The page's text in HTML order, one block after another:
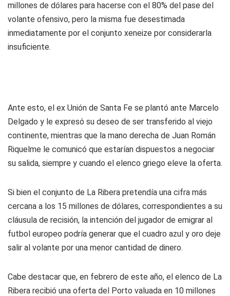
millones de dólares para hacerse con el 80% del pase del
volante ofensivo, pero la misma fue desestimada
inmediatamente por el conjunto xeneize por considerarla
insuficiente.
Ante esto, el ex Unión de Santa Fe se plantó ante Marcelo
Delgado y le expresó su deseo de ser transferido al viejo
continente, mientras que la mano derecha de Juan Román
Riquelme le comunicó que estarían dispuestos a negociar
su salida, siempre y cuando el elenco griego eleve la oferta.
Si bien el conjunto de La Ribera pretendía una cifra más
cercana a los 15 millones de dólares, correspondientes a su
cláusula de recisión, la intención del jugador de emigrar al
futbol europeo podría generar que el cuadro azul y oro deje
salir al volante por una menor cantidad de dinero.
Cabe destacar que, en febrero de este año, el elenco de La
Ribera recibió una oferta del Porto valuada en 10 millones